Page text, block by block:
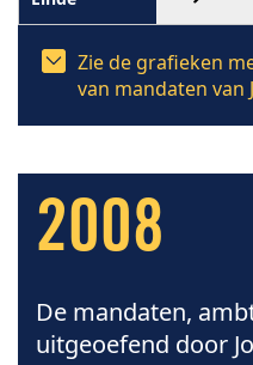
Zie de grafieken
van mandaten van
2008
De mandaten,
uitgeoefend door